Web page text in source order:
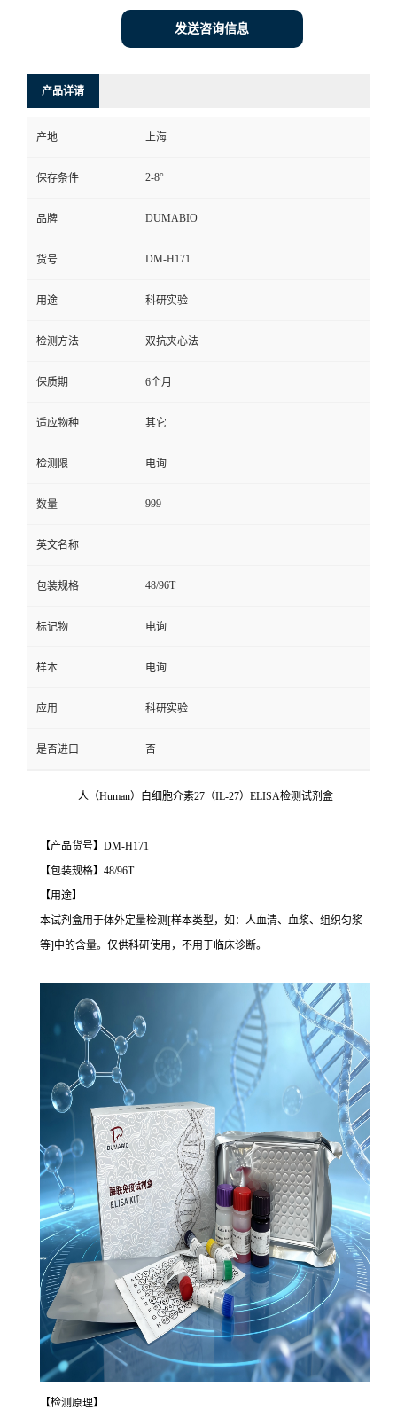
在
线
留
言
发送咨询信息
产品详请
产地 上海
保存条件 2-8°
品牌 DUMABIO
货号 DM-H171
用途 科研实验
检测方法 双抗夹心法
保质期 6个月
适应物种 其它
检测限 电询
数量 999
英文名称
包装规格 48/96T
标记物 电询
样本 电询
应用 科研实验
是否进口 否
人（Human）白细胞介素27（IL-27）ELISA检测试剂盒
【产品货号】DM-H171
【包装规格】48/96T
【用途】
本试剂盒用于体外定量检测[样本类型，如：人血清、血浆、组织匀浆
等]中的含量。仅供科研使用，不用于临床诊断。
【检测原理】